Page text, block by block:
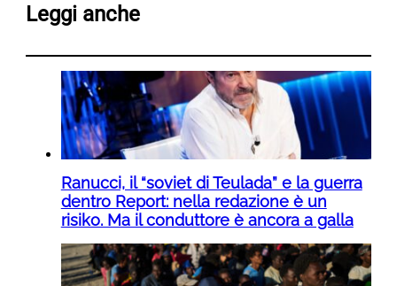
Leggi anche
Ranucci, il “soviet di Teulada” e la guerra
dentro Report: nella redazione è un
risiko. Ma il conduttore è ancora a galla